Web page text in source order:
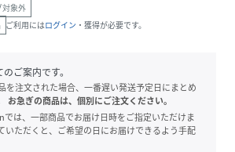
対象外
ご利用にはログイン ・獲得が必要です。
ご案内です。
を注文された場合、一番遅い発送予定日にまとめ
お急ぎの商品は、個別にご注文ください。
は、一部商品でお届け日時をご指定いただけま
いただくと、ご希望の日にお届けできるよう手配